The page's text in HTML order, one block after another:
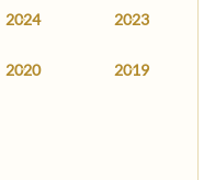
2024 2023
2020 2019